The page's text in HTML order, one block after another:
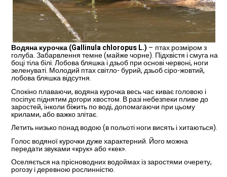
Водяна курочка (Gallinula chloropus L.) – птах розміром з
голуба. Забарвлен­ня темне (майже чорне). Під­хвістя і смуга на
боці тіла білі. Лобова бляшка і дзьоб при основі червоні, ноги
зеле­нуваті. Молодий птах світло- бурий, дзьоб сіро-жовтий,
лобова бляшка відсутня.
Спо­кіно плаваючи, водяна ку­рочка весь час киває головою і
посіпує піднятим догори хвостом. В разі небезпеки пливе до
заростей, інколи біжить по воді, допомагаючи при цьому
крилами, або важ­ко злітає.
Летить низько понад водою (в польоті ноги висять і хитаються).
Голос водяної курочки дуже характерний. Його можна
передати звуками «крук» або «кек».
Оселяється на прісноводних водоймах із заростями очерету,
рогозу і деревною рослинністю.